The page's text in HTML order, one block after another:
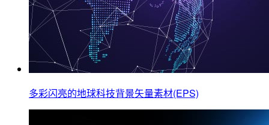
多彩闪亮的地球科技背景矢量素材(EPS)